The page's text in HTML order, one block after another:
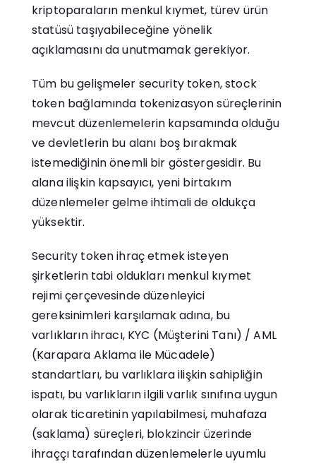
kriptoparaların menkul kıymet, türev ürün
statüsü taşıyabileceğine yönelik
açıklamasını da unutmamak gerekiyor.
Tüm bu gelişmeler security token, stock
token bağlamında tokenizasyon süreçlerinin
mevcut düzenlemelerin kapsamında olduğu
ve devletlerin bu alanı boş bırakmak
istemediğinin önemli bir göstergesidir. Bu
alana ilişkin kapsayıcı, yeni birtakım
düzenlemeler gelme ihtimali de oldukça
yüksektir.
Security token ihraç etmek isteyen
şirketlerin tabi oldukları menkul kıymet
rejimi çerçevesinde düzenleyici
gereksinimleri karşılamak adına, bu
varlıkların ihracı, KYC (Müşterini Tanı) / AML
(Karapara Aklama ile Mücadele)
standartları, bu varlıklara ilişkin sahipliğin
ispatı, bu varlıkların ilgili varlık sınıfına uygun
olarak ticaretinin yapılabilmesi, muhafaza
(saklama) süreçleri, blokzincir üzerinde
ihraççı tarafından düzenlemelerle uyumlu